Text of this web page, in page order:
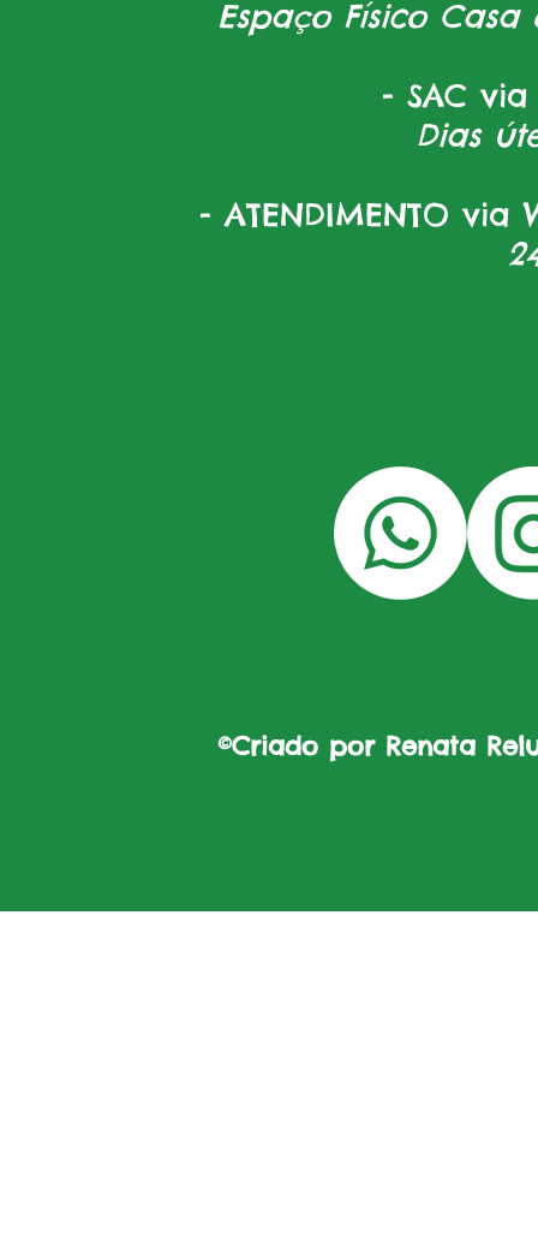
Espaço Físico Casa
- SAC via
Dias
- ATENDIMENTO via
©Criado por Renata